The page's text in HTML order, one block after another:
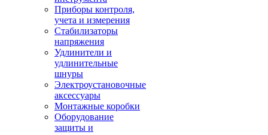
Приборы контроля,
учета и измерения
Стабилизаторы
напряжения
Удлинители и
удлинительные
шнуры
Электроустановочные
аксессуары
Монтажные коробки
Оборудование
защиты и